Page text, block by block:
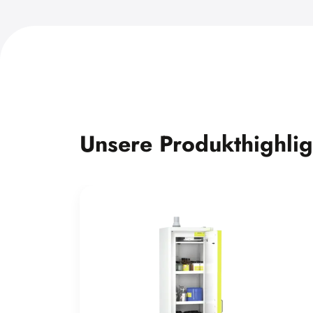
Unsere